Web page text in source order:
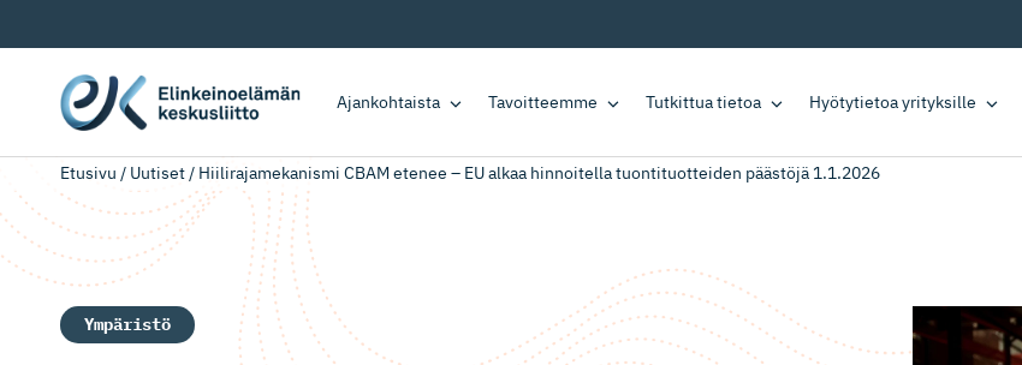
Ajankohtaista Tavoitteemme Tutkittua tietoa Hyötytietoa yrityksille
Etusivu / Uutiset/ Hiilirajamekanismi CBAM etenee – EU alkaa hinnoitella tuontituotteiden päästöjä 1.1.2026
Ympäristö